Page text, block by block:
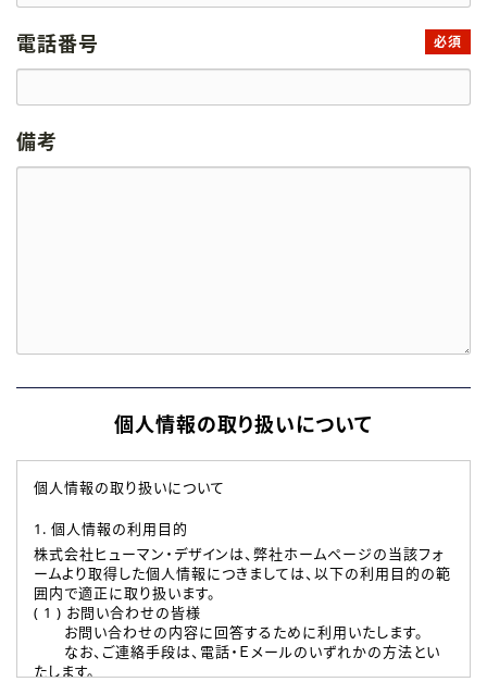
電話番号 必須
備考
個人情報の取り扱いについて
個人情報の取り扱いについて
1. 個人情報の利用目的
株式会社ヒューマン・デザインは、弊社ホームページの当該フォ
ームより取得した個人情報につきましては、以下の利用目的の範
囲内で適正に取り扱います。
( 1 ) お問い合わせの皆様
お問い合わせの内容に回答するために利用いたします。
なお、ご連絡手段は、電話・Ｅメールのいずれかの方法とい
たします。